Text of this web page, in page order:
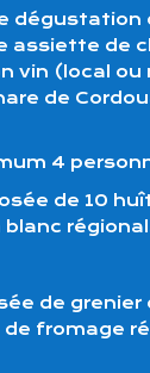
assiette de
vin (local
de
4
de 10
blanc
de grenier
fromage